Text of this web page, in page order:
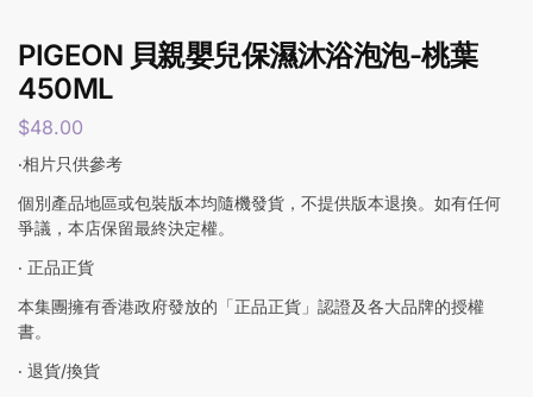
PIGEON 貝親嬰兒保濕沐浴泡泡-桃葉
450ML
$48.00
‧相片只供參考
個別產品地區或包裝版本均隨機發貨，不提供版本退換。如有任何
爭議，本店保留最終決定權。
‧ 正品正貨
本集團擁有香港政府發放的「正品正貨」認證及各大品牌的授權
書。
‧ 退貨/換貨